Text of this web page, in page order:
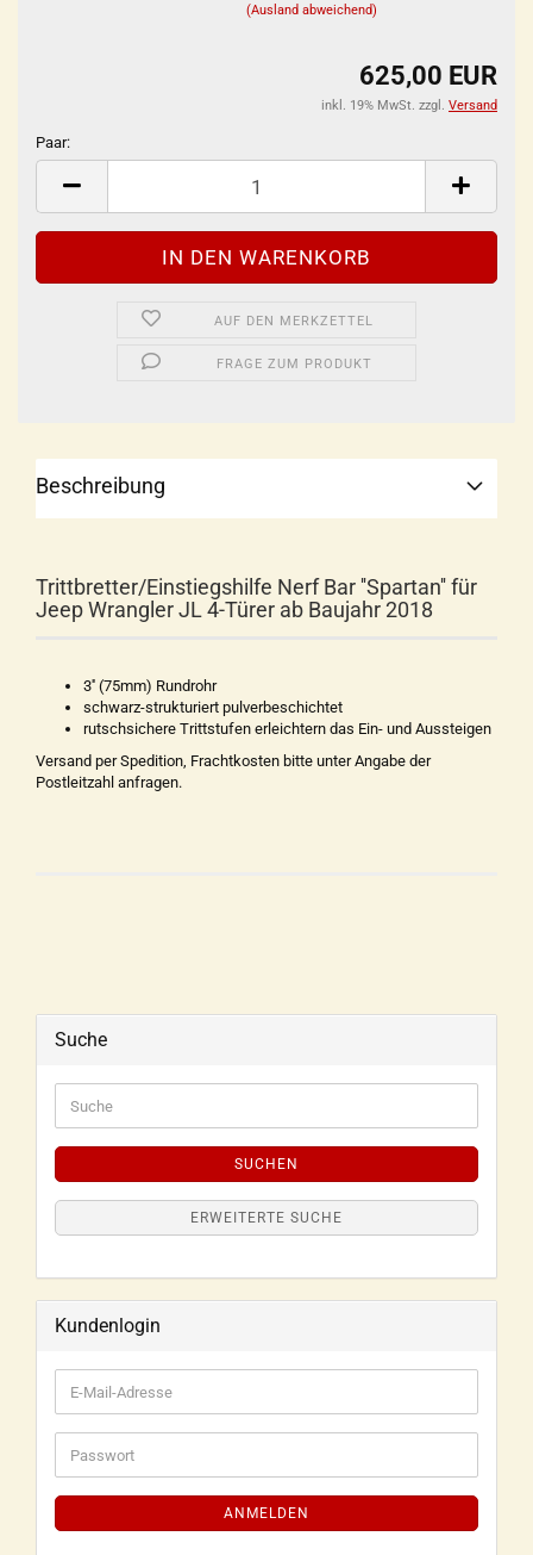
(Ausland abweichend)
625,00 EUR
inkl. 19% MwSt. zzgl. Versand
Paar:
Paar
AUF DEN MERKZETTEL
FRAGE ZUM PRODUKT
Beschreibung
Trittbretter/Einstiegshilfe Nerf Bar ''Spartan'' für
Jeep Wrangler JL 4-Türer ab Baujahr 2018
3'' (75mm) Rundrohr
schwarz-strukturiert pulverbeschichtet
rutschsichere Trittstufen erleichtern das Ein- und Aussteigen
Versand per Spedition, Frachtkosten bitte unter Angabe der
Postleitzahl anfragen.
Suche
SUCHEN
ERWEITERTE SUCHE
Kundenlogin
ANMELDEN